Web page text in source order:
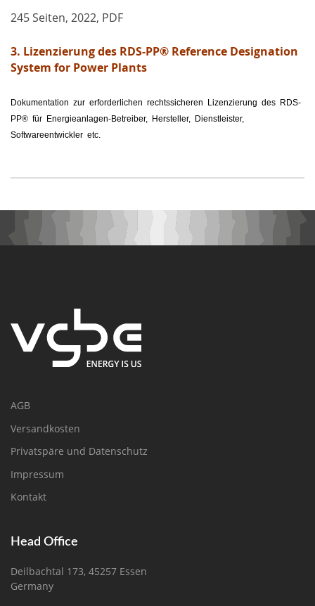
245 Seiten, 2022, PDF
3. Lizenzierung des RDS-PP® Reference Designation
System for Power Plants
Dokumentation zur erforderlichen rechtssicheren Lizenzierung des RDS-
PP® für Energieanlagen-Betreiber, Hersteller, Dienstleister,
Softwareentwickler etc.
AGB
Versandkosten
Privatspäre und Datenschutz
Impressum
Kontakt
Head Office
Deilbachtal 173, 45257 Essen
Germany